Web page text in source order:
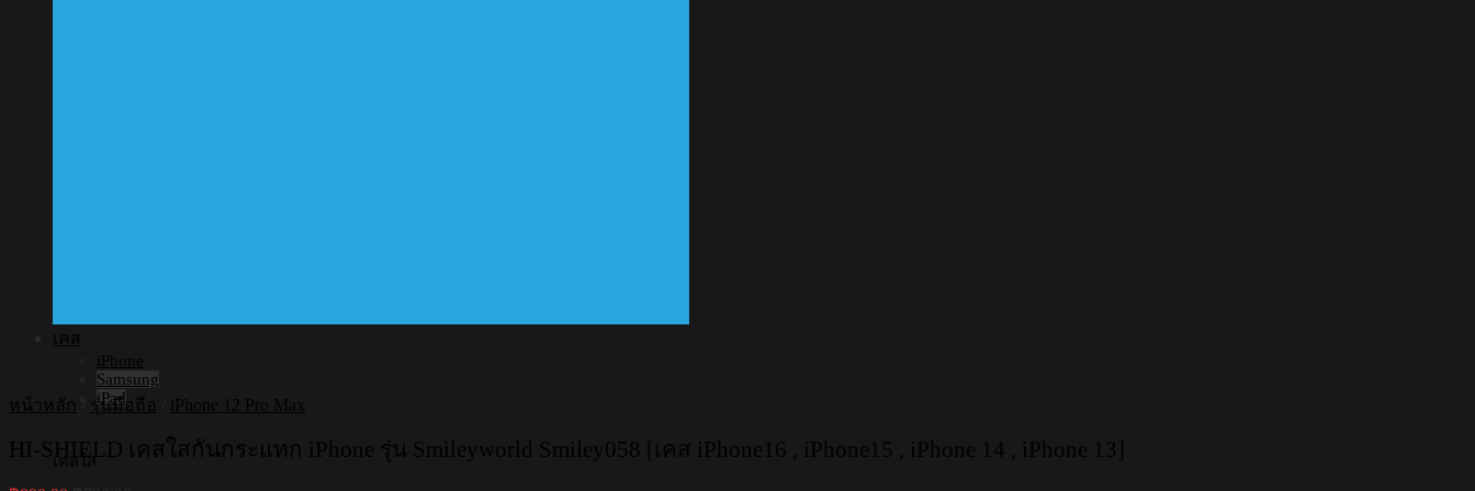
เคส
iPhone
Samsung
iPad
เคสใส
หน้าหลัก รุ่นมือถือ iPhone 12 Pro Max
HI-SHIELD เคสใสกันกระแทก iPhone รุ่น Smileyworld Smiley058 [เคส iPhone16 , iPhone15 , iPhone 14 , iPhone 13]